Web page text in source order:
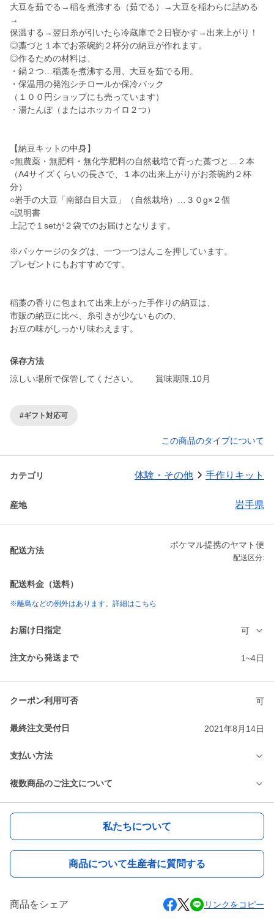
大豆を茹でる→稲を煮沸する（茹でる）→大豆を稲わらに詰める
→
保温する→翌日糸が引いたら冷蔵庫で２日寝かす→出来上がり！
◎藁づと１本でお茶碗約２杯分の納豆が作れます。
◎作るための材料は、
・鍋２つ…稲藁を煮沸する用、大豆を茹でる用。
・保温用の発泡シチロールか保冷バック
（１００円ショップにも売っています）
・湯たんぽ（またはホッカイロ２つ）
【納豆キットの中身】
○無農薬・無肥料・無化学肥料の自然栽培で育った藁づと…２本
（A4サイズくらいの長さで、１本の出来上がりがお茶碗約２杯
分）
○岩手の大豆「南部白目大豆」（自然栽培）…３０g×２個
○説明書
上記で１setが２袋でのお届けとなります。
※パッケージのタグは、一つ一つはんこを押しています。
プレゼントにもおすすめです。
稲藁の香りに包まれて出来上がった手作りの納豆は、
市販の納豆に比べ、糸引きが少ないものの、
お豆の味がしっかり味わえます。
保存方法
涼しい場所で保管してください。 賞味期限.10月
#ギフト対応可
この商品のタイプについて
カテゴリ 体験・その他 手作りキット
産地 岩手県
配送方法
ポケマル提携のヤマト便
配送区分:
配送料金（送料）
※離島などの例外はあります。詳細はこちら
お届け日指定 可
注文から発送まで 1~4日
クーポン利用可否 可
最終注文受付日 2021年8月14日
支払い方法
複数商品のご注文について
私たちについて
商品について生産者に質問する
商品をシェア リンクをコピー